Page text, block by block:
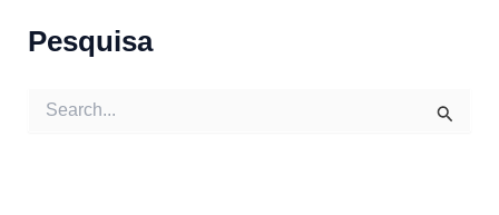
Pesquisa